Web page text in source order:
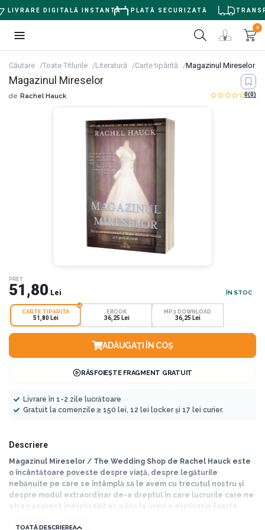
LIVRARE DIGITALĂ INSTANTĂ PLATĂ SECURIZATĂ
0
Căutare Toate Titlurile Literatură Carte tipărită Magazinul Mireselor
Magazinul Mireselor
de Rachel Hauck 0(0)
PREȚ
51,80 Lei ÎN STOC
CARTE TIPARITA
51,80 Lei
EBOOK
36,25 Lei
MP3 DOWNLOAD
36,25 Lei
ADĂUGAȚI ÎN COȘ
RĂSFOIEȘTE FRAGMENT GRATUIT
Livrare în 1-2 zile lucrătoare
Gratuit la comenzile ≥ 150 lei, 12 lei locker și 17 lei curier.
Descriere
Magazinul Mireselor / The Wedding Shop de Rachel Hauck este
o încântătoare poveste despre viață, despre legăturile
nebănuite pe care se întâmplă să le avem cu trecutul nostru și
despre modul extraordinar de-a dreptul în care lucrurile care ne
atrag aparent inexplicabil au până la urmă o explicație foarte
TOATĂ DESCRIEREA